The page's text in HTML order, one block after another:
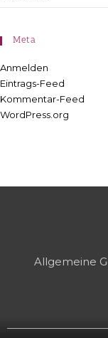
Meta
Anmelden
Eintrags-Feed
Kommentar-Feed
WordPress.org
Allgemeine